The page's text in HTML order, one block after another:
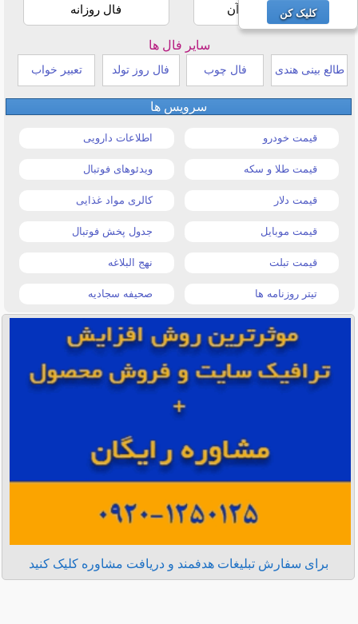
استخاره با قرآن فال روزانه
سایر فال ها
طالع بینی هندی فال چوب فال روز تولد تعبیر خواب
سرویس ها
قیمت خودرو اطلاعات دارویی
قیمت طلا و سکه ویدئوهای فوتبال
قیمت دلار کالری مواد غذایی
قیمت موبایل جدول پخش فوتبال
قیمت تبلت نهج البلاغه
تیتر روزنامه ها صحیفه سجادیه
برای سفارش تبلیغات هدفمند و دریافت مشاوره کلیک کنید
کلیک کن